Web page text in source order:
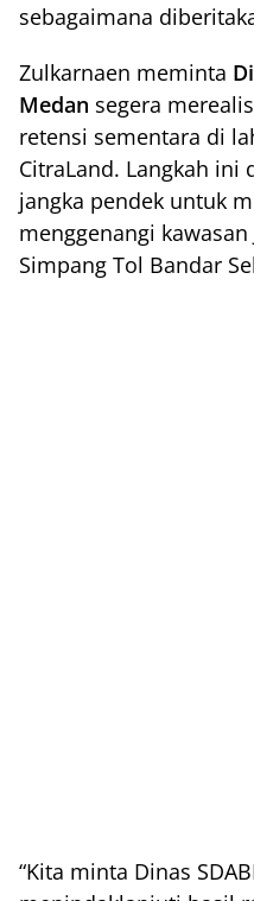
sebagaimana
Zulkarnaen meminta
Medan segera
retensi sementara di
CitraLand. Langkah ini
jangka pendek untuk
menggenangi
Simpang Tol Bandar
“Kita minta Dinas